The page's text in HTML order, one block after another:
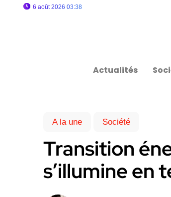
6 août 2026 03:38
Actualités
A la une Société
Transition
s’illumine en